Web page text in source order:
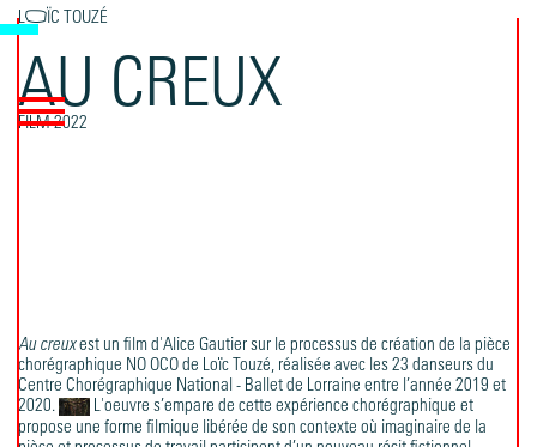
LOÏC TOUZÉ
AU CREUX
FILM 2022
Au creuxest un film d'Alice Gautier sur le processus de création de la pièce
chorégraphique NO OCO de Loïc Touzé, réalisée avec les 23 danseurs du
Centre Chorégraphique National - Ballet de Lorraine entre l’année 2019 et
2020.
L'oeuvre s’empare de cette expérience chorégraphique et
propose une forme filmique libérée de son contexte où imaginaire de la